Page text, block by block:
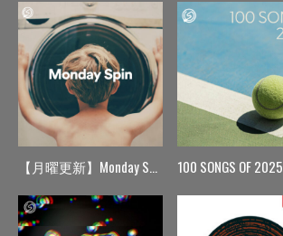
【月曜更新】Monday Spin 100 SONGS OF 2025